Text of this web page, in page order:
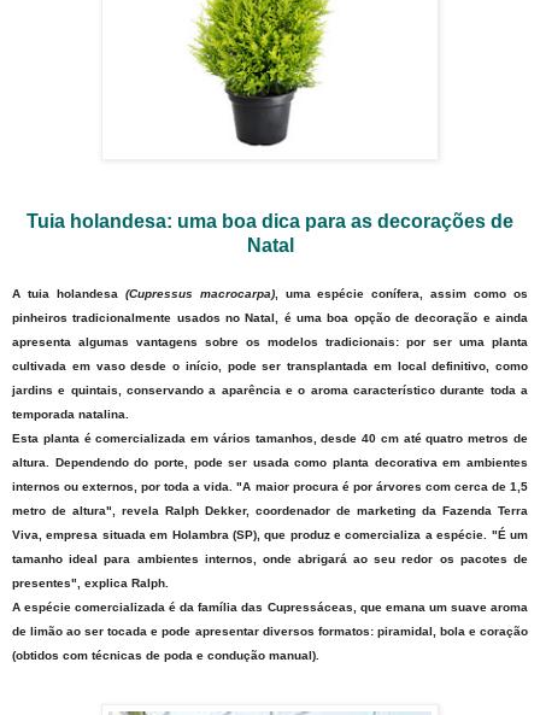
Tuia holandesa: uma boa dica para as decorações de
Natal
A tuia holandesa (Cupressus macrocarpa), uma espécie conífera, assim como os
pinheiros tradicionalmente usados no Natal, é uma boa opção de decoração e ainda
apresenta algumas vantagens sobre os modelos tradicionais: por ser uma planta
cultivada em vaso desde o início, pode ser transplantada em local definitivo, como
jardins e quintais, conservando a aparência e o aroma característico durante toda a
temporada natalina.
Esta planta é comercializada em vários tamanhos, desde 40 cm até quatro metros de
altura. Dependendo do porte, pode ser usada como planta decorativa em ambientes
internos ou externos, por toda a vida. "A maior procura é por árvores com cerca de 1,5
metro de altura", revela Ralph Dekker, coordenador de marketing da Fazenda Terra
Viva, empresa situada em Holambra (SP), que produz e comercializa a espécie. "É um
tamanho ideal para ambientes internos, onde abrigará ao seu redor os pacotes de
presentes", explica Ralph.
A espécie comercializada é da família das Cupressáceas, que emana um suave aroma
de limão ao ser tocada e pode apresentar diversos formatos: piramidal, bola e coração
(obtidos com técnicas de poda e condução manual).